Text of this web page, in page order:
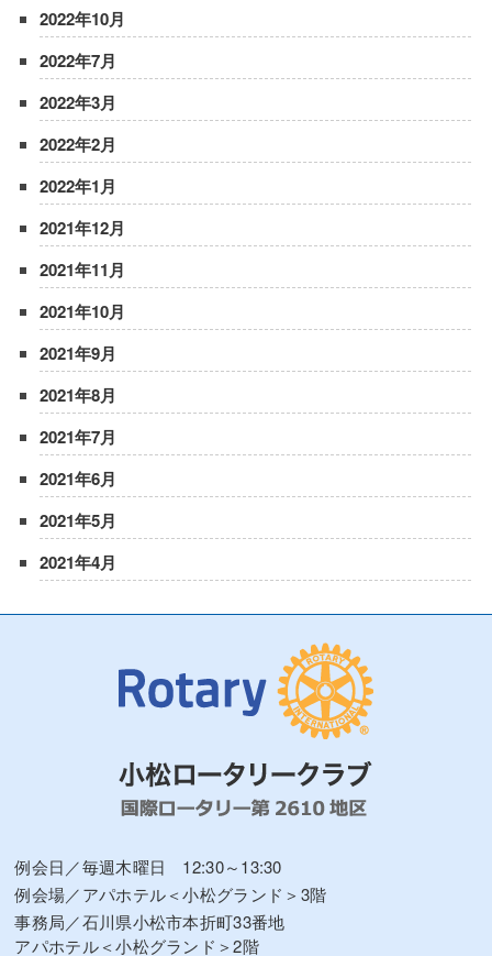
2022年10月
2022年7月
2022年3月
2022年2月
2022年1月
2021年12月
2021年11月
2021年10月
2021年9月
2021年8月
2021年7月
2021年6月
2021年5月
2021年4月
例会日／毎週木曜日 12:30～13:30
例会場／アパホテル＜小松グランド＞3階
事務局／石川県小松市本折町33番地
アパホテル＜小松グランド＞2階